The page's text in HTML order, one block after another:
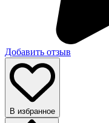
Добавить отзыв
В избранное